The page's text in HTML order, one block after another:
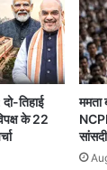
तिहाई
के 22
ममता